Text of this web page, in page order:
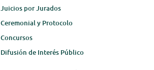
Juicios por Jurados
Ceremonial y Protocolo
Concursos
Difusión de Interés Público